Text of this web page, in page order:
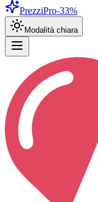
PrezziPro-33%
Modalità chiara